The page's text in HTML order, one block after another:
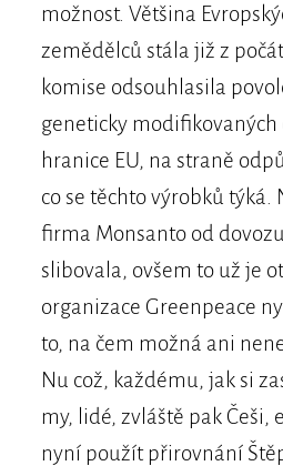
možnost. Většina
zemědělců stála již z
komise odsouhlasila
geneticky
hranice EU, na straně
co se těchto výrobků týká.
firma Monsanto od
slibovala, ovšem to už je
organizace Greenpeace
to, na čem možná ani
Nu což, každému, jak si
my, lidé, zvláště pak Češi,
nyní použít přirovnání